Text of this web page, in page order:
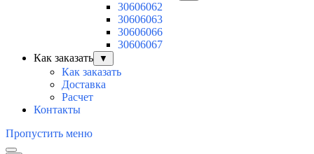
30606062
30606063
30606066
30606067
Как заказать
▼
Как заказать
Доставка
Расчет
Контакты
Пропустить меню